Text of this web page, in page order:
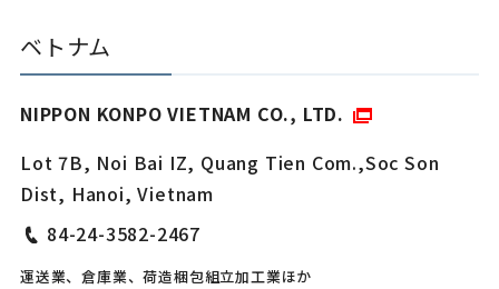
ベトナム
NIPPON KONPO VIETNAM CO., LTD.
Lot 7B, Noi Bai IZ, Quang Tien Com.,Soc Son
Dist, Hanoi, Vietnam
84-24-3582-2467
運送業、倉庫業、荷造梱包組立加工業ほか